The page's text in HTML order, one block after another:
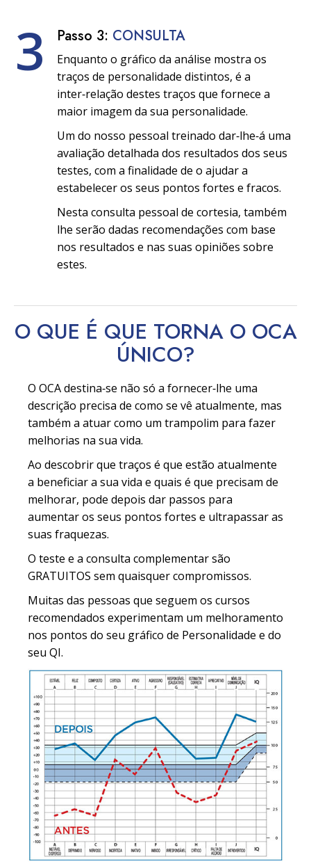
3 Passo 3: CONSULTA
Enquanto o gráfico da análise mostra os
traços de personalidade distintos, é a
inter‑relação destes traços que fornece a
maior imagem da sua personalidade.
Um do nosso pessoal treinado dar‑lhe‑á uma
avaliação detalhada dos resultados dos seus
testes, com a finalidade de o ajudar a
estabelecer os seus pontos fortes e fracos.
Nesta consulta pessoal de cortesia, também
lhe serão dadas recomendações com base
nos resultados e nas suas opiniões sobre
estes.
O QUE É QUE TORNA O OCA
ÚNICO?
O OCA destina‑se não só a fornecer‑lhe uma
descrição precisa de como se vê atualmente, mas
também a atuar como um trampolim para fazer
melhorias na sua vida.
Ao descobrir que traços é que estão atualmente
a beneficiar a sua vida e quais é que precisam de
melhorar, pode depois dar passos para
aumentar os seus pontos fortes e ultrapassar as
suas fraquezas.
O teste e a consulta complementar são
GRATUITOS sem quaisquer compromissos.
Muitas das pessoas que seguem os cursos
recomendados experimentam um melhoramento
nos pontos do seu gráfico de Personalidade e do
seu QI.